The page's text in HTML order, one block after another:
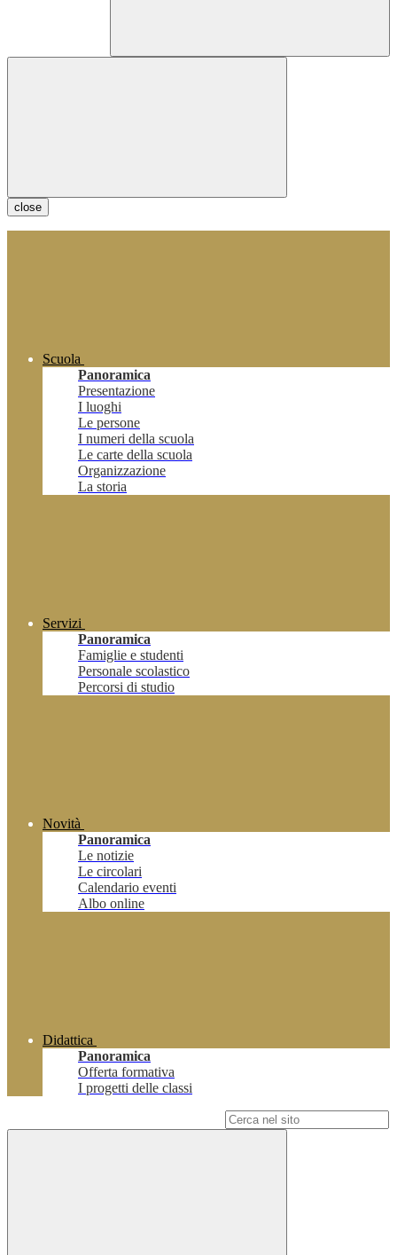
close
Scuola
Panoramica
Presentazione
I luoghi
Le persone
I numeri della scuola
Le carte della scuola
Organizzazione
La storia
Servizi
Panoramica
Famiglie e studenti
Personale scolastico
Percorsi di studio
Novità
Panoramica
Le notizie
Le circolari
Calendario eventi
Albo online
Didattica
Panoramica
Offerta formativa
I progetti delle classi